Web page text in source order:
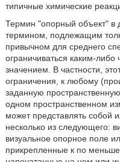
типичные химические
Термин "опорный объект" в
термином, подлежащим
привычном для среднего
ограничиваться каким-
значением. В частности,
ограничения, к любому
заданную
одном пространственном
может представлять собой
несколько из следующего:
визуальное опорное поле
прикрепленные к по